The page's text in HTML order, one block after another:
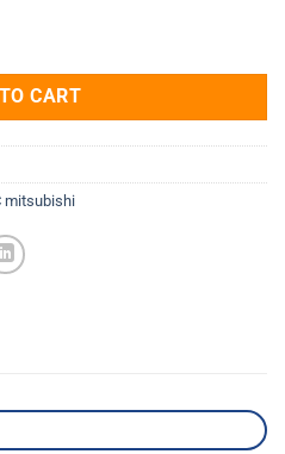
A (24 In / 24 Out Relay) quantity
CART
mitsubishi